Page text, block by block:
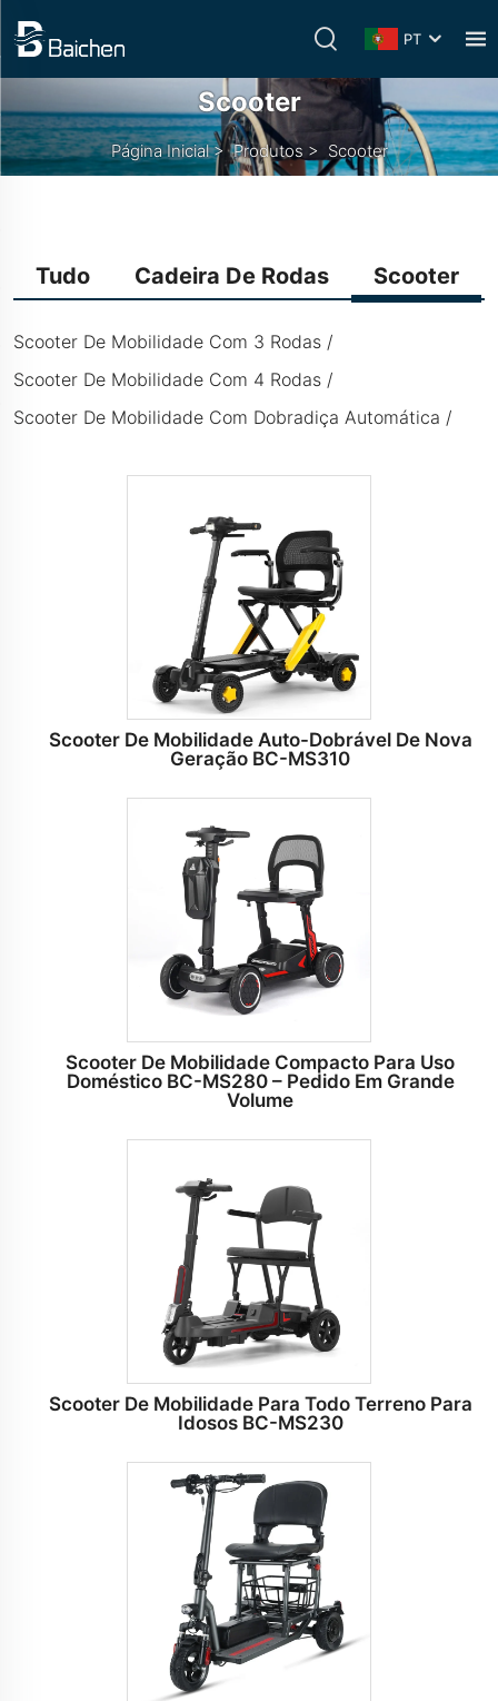
PT
Scooter
Página Inicial>Produtos > Scooter
Tudo Cadeira De Rodas Scooter
Scooter De Mobilidade Com 3 Rodas
Scooter De Mobilidade Com 4 Rodas
Scooter De Mobilidade Com Dobradiça Automática
Scooter De Mobilidade Auto-Dobrável De Nova
Geração BC-MS310
Scooter De Mobilidade Compacto Para Uso
Doméstico BC-MS280 – Pedido Em Grande
Volume
Scooter De Mobilidade Para Todo Terreno Para
Idosos BC-MS230